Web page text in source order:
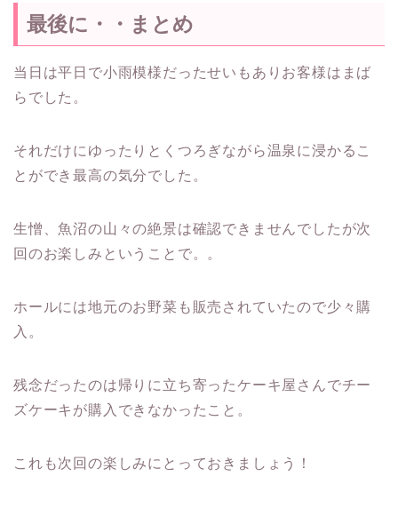
最後に・・まとめ
当日は平日で小雨模様だったせいもありお客様はまば
らでした。
それだけにゆったりとくつろぎながら温泉に浸かるこ
とができ最高の気分でした。
生憎、魚沼の山々の絶景は確認できませんでしたが次
回のお楽しみということで。。
ホールには地元のお野菜も販売されていたので少々購
入。
残念だったのは帰りに立ち寄ったケーキ屋さんでチー
ズケーキが購入できなかったこと。
これも次回の楽しみにとっておきましょう！